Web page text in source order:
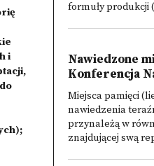
i
formuły produkcji
Nawiedzone
Konferencja
Miejsca pamięci
nawiedzenia
przynależą w
znajdującej swą